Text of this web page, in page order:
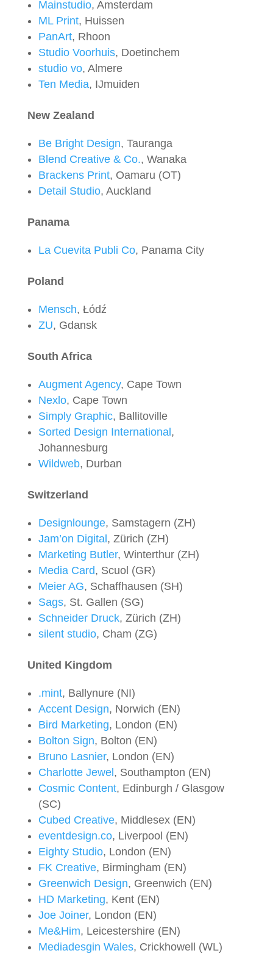
Mainstudio, Amsterdam
ML Print, Huissen
PanArt, Rhoon
Studio Voorhuis, Doetinchem
studio vo, Almere
Ten Media, IJmuiden
New Zealand
Be Bright Design, Tauranga
Blend Creative & Co., Wanaka
Brackens Print, Oamaru (OT)
Detail Studio, Auckland
Panama
La Cuevita Publi Co, Panama City
Poland
Mensch, Łódź
ZU, Gdansk
South Africa
Augment Agency, Cape Town
Nexlo, Cape Town
Simply Graphic, Ballitoville
Sorted Design International ,
Johannesburg
Wildweb, Durban
Switzerland
Designlounge, Samstagern (ZH)
Jam’on Digital , Zürich (ZH)
Marketing Butler, Winterthur (ZH)
Media Card, Scuol (GR)
Meier AG, Schaffhausen (SH)
Sags, St. Gallen (SG)
Schneider Druck, Zürich (ZH)
silent studio, Cham (ZG)
United Kingdom
.mint, Ballynure (NI)
Accent Design, Norwich (EN)
Bird Marketing, London (EN)
Bolton Sign, Bolton (EN)
Bruno Lasnier, London (EN)
Charlotte Jewel , Southampton (EN)
Cosmic Content, Edinburgh / Glasgow
(SC)
Cubed Creative, Middlesex (EN)
eventdesign.co, Liverpool (EN)
Eighty Studio, London (EN)
FK Creative, Birmingham (EN)
Greenwich Design, Greenwich (EN)
HD Marketing, Kent (EN)
Joe Joiner, London (EN)
Me&Him, Leicestershire (EN)
Mediadesgin Wales, Crickhowell (WL)